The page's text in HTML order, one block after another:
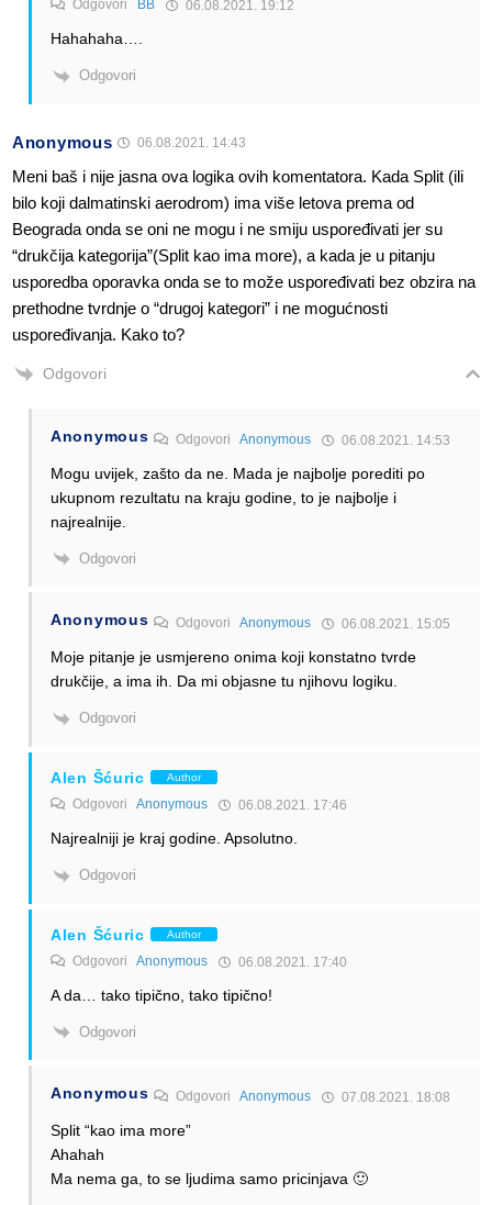
Odgovori BB 06.08.2021. 19:12
Hahahaha….
Odgovori
Anonymous 06.08.2021. 14:43
Meni baš i nije jasna ova logika ovih komentatora. Kada Split (ili
bilo koji dalmatinski aerodrom) ima više letova prema od
Beograda onda se oni ne mogu i ne smiju uspoređivati jer su
“drukčija kategorija”(Split kao ima more), a kada je u pitanju
usporedba oporavka onda se to može uspoređivati bez obzira na
prethodne tvrdnje o “drugoj kategori” i ne mogućnosti
uspoređivanja. Kako to?
Odgovori
Anonymous OdgovoriAnonymous 06.08.2021. 14:53
Mogu uvijek, zašto da ne. Mada je najbolje porediti po
ukupnom rezultatu na kraju godine, to je najbolje i
najrealnije.
Odgovori
Anonymous OdgovoriAnonymous 06.08.2021. 15:05
Moje pitanje je usmjereno onima koji konstatno tvrde
drukčije, a ima ih. Da mi objasne tu njihovu logiku.
Odgovori
Alen Šćuric Author
Odgovori Anonymous 06.08.2021. 17:46
Najrealniji je kraj godine. Apsolutno.
Odgovori
Alen Šćuric Author
Odgovori Anonymous 06.08.2021. 17:40
A da… tako tipično, tako tipično!
Odgovori
Anonymous OdgovoriAnonymous 07.08.2021. 18:08
Split “kao ima more”
Ahahah
Ma nema ga, to se ljudima samo pricinjava 🙂